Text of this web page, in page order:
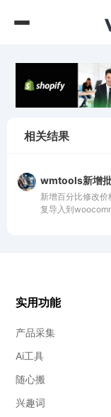
相关结果
wmtools新增批
新增百分比修改价
复导入到
实用功能
产品采集
Ai工具
随心搬
兴趣词